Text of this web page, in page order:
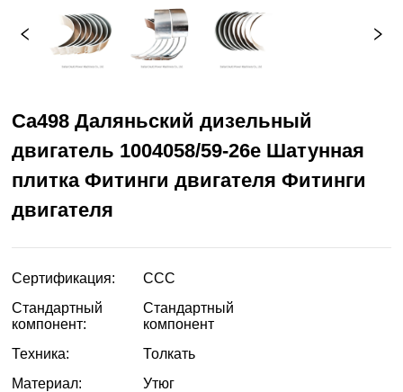
Ca498 Даляньский дизельный
двигатель 1004058/59-26e Шатунная
плитка Фитинги двигателя Фитинги
двигателя